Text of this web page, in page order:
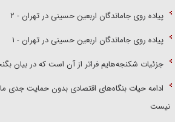
پیاده روی جاماندگان اربعین حسینی در تهران - ۲
پیاده روی جاماندگان اربعین حسینی در تهران - ۱
جزئیات شکنجه‌هایم فراتر از آن است که در بیان
ادامه حیات بنگاه‌های اقتصادی بدون حمایت جدی
نیست